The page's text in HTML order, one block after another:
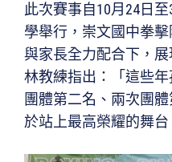
此次賽事自10月24日
學舉行，崇文國中拳
與家長全力配合下，
林教練指出：「這些
團體第二名、兩次團
於站上最高榮耀的舞台